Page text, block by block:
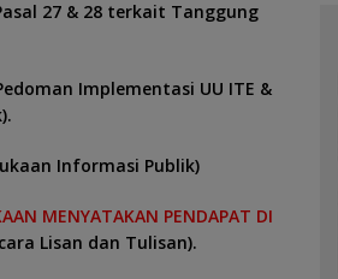
27 & 28 terkait Tanggung
Implementasi UU ITE &
Informasi Publik)
MENYATAKAN PENDAPAT DI
Lisan dan Tulisan).